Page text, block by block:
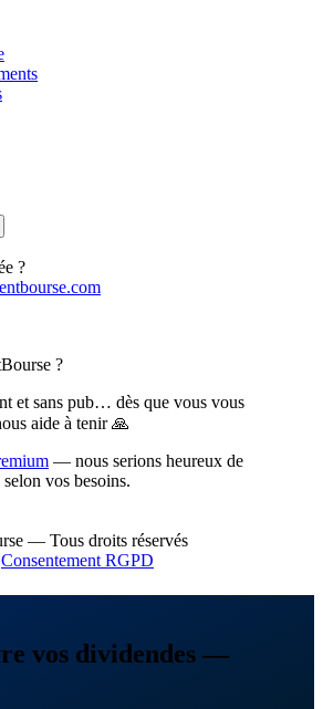
?
?
et sans pub… dès que vous vous
aide à tenir 🙏
— nous serions heureux de
vos besoins.
— Tous droits réservés
Consentement RGPD
vos dividendes —